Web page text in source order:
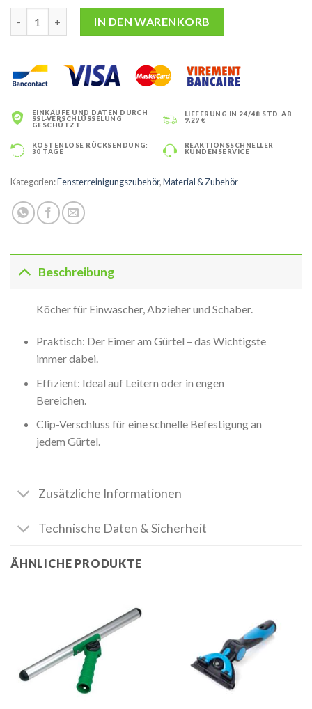
IN DEN WARENKORB
EINKÄUFE UND DATEN DURCH
SSL-VERSCHLÜSSELUNG
GESCHÜTZT
LIEFERUNG IN 24/48 STD. AB
9,29 €
KOSTENLOSE RÜCKSENDUNG:
30 TAGE
REAKTIONSSCHNELLER
KUNDENSERVICE
Kategorien:Fensterreinigungszubehör,Material & Zubehör
Beschreibung
Köcher für Einwascher, Abzieher und Schaber.
Praktisch: Der Eimer am Gürtel – das Wichtigste
immer dabei.
Effizient: Ideal auf Leitern oder in engen
Bereichen.
Clip-Verschluss für eine schnelle Befestigung an
jedem Gürtel.
Zusätzliche Informationen
Technische Daten & Sicherheit
ÄHNLICHE PRODUKTE